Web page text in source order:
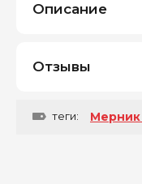
Описание
Отзывы
теги: Мерник